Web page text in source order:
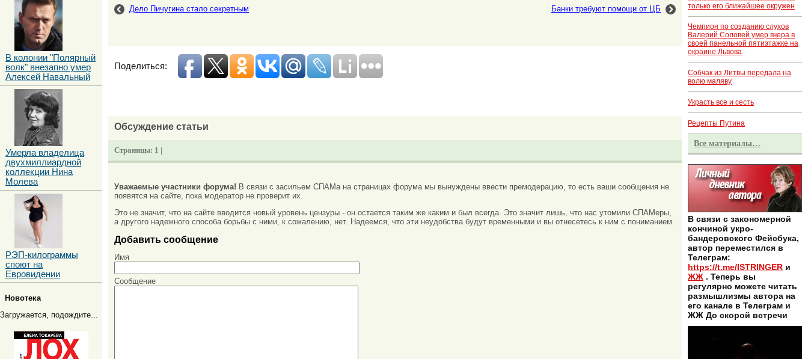
Дело Пичугина стало секретным Банки требуют помощи от ЦБ
Поделиться:
Обсуждение статьи
Страницы: 1 |
Уважаемые участники форума! В связи с засильем СПАМа на страницах форума мы вынуждены ввести премодерацию, то есть ваши сообщения не
появятся на сайте, пока модератор не проверит их.
Это не значит, что на сайте вводится новый уровень цензуры - он остается таким же каким и был всегда. Это значит лишь, что нас утомили СПАМеры,
а другого надежного способа борьбы с ними, к сожалению, нет. Надеемся, что эти неудобства будут временными и вы отнесетесь к ним с пониманием.
Добавить сообщение
Имя
Сообщение
только его ближайшее окружен
Чемпион по созданию слухов
Валерий Соловей умер вчера в
своей панельной пятиэтажке на
окраине Львова
Собчак из Литвы передала на
волю маляву
Украсть все и сесть
Рецепты Путина
Все материалы…
В связи с закономерной
кончиной укро-
бандеровского Фейсбука,
автор переместился в
Телеграм:
https://t.me/ISTRINGER и
ЖЖ . Теперь вы
регулярно можете читать
размышлизмы автора на
его канале в Телеграм и
ЖЖ До скорой встречи
В колонии "Полярный
волк" внезапно умер
Алексей Навальный
Умерла владелица
двухмиллиардной
коллекции Нина
Молева
РЭП-килограммы
споют на
Евровидении
Новотека
Загружается, подождите...